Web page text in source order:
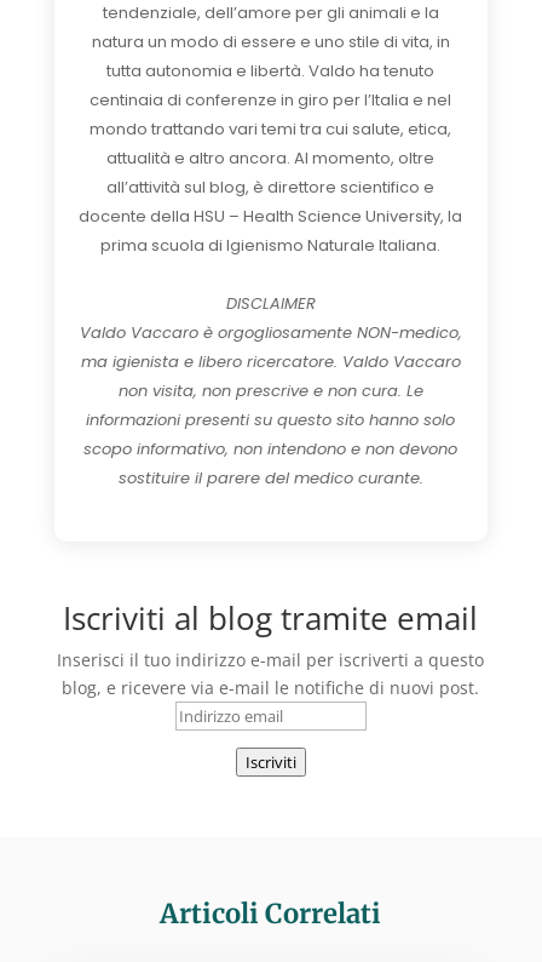
tendenziale, dell’amore per gli animali e la
natura un modo di essere e uno stile di vita, in
tutta autonomia e libertà. Valdo ha tenuto
centinaia di conferenze in giro per l’Italia e nel
mondo trattando vari temi tra cui salute, etica,
attualità e altro ancora. Al momento, oltre
all’attività sul blog, è direttore scientifico e
docente della HSU – Health Science University, la
prima scuola di Igienismo Naturale Italiana.
DISCLAIMER
Valdo Vaccaro è orgogliosamente NON-medico,
ma igienista e libero ricercatore. Valdo Vaccaro
non visita, non prescrive e non cura. Le
informazioni presenti su questo sito hanno solo
scopo informativo, non intendono e non devono
sostituire il parere del medico curante.
Iscriviti al blog tramite email
Inserisci il tuo indirizzo e-mail per iscriverti a questo
blog, e ricevere via e-mail le notifiche di nuovi post.
Indirizzo
Iscriviti
Articoli Correlati